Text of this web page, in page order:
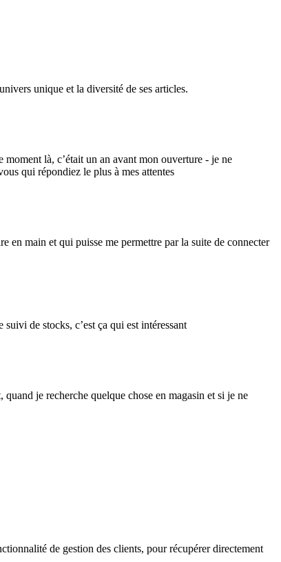
unique et la diversité de ses articles.
là, c’était un an avant mon ouverture - je ne
qui répondiez le plus à mes attentes
en main et qui puisse me permettre par la suite de connecter
de stocks, c’est ça qui est intéressant
je recherche quelque chose en magasin et si je ne
de gestion des clients, pour récupérer directement